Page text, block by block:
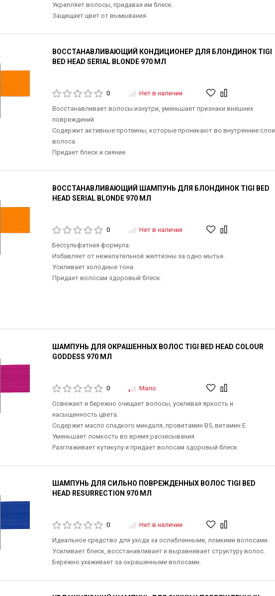
Укрепляет волосы, придавая им блеск.
Защищает цвет от вымывания.
ВОССТАНАВЛИВАЮЩИЙ КОНДИЦИОНЕР ДЛЯ БЛОНДИНОК TIGI
BED HEAD SERIAL BLONDE 970 МЛ
0 Нет в наличии
Восстанавливает волосы изнутри, уменьшает признаки внешних
повреждений.
Содержит активные протеины, которые проникают во внутренние слои
волоса.
Придает блеск и сияние.
ВОССТАНАВЛИВАЮЩИЙ ШАМПУНЬ ДЛЯ БЛОНДИНОК TIGI BED
HEAD SERIAL BLONDE 970 МЛ
0 Нет в наличии
Бессульфатная формула.
Избавляет от нежелательной желтизны за одно мытье.
Усиливает холодные тона.
Придает волосам здоровый блеск.
ШАМПУНЬ ДЛЯ ОКРАШЕННЫХ ВОЛОС TIGI BED HEAD COLOUR
GODDESS 970 МЛ
0 Мало
Освежает и бережно очищает волосы, усиливая яркость и
насыщенность цвета.
Содержит масло сладкого миндаля, провитамин В5, витамин Е.
Уменьшает ломкость во время расчесывания.
Разглаживает кутикулу и придает волосам здоровый блеск.
ШАМПУНЬ ДЛЯ СИЛЬНО ПОВРЕЖДЕННЫХ ВОЛОС TIGI BED
HEAD RESURRECTION 970 МЛ
0 Нет в наличии
Идеальное средство для ухода за ослабленными, ломкими волосами.
Усиливает блеск, восстанавливает и выравнивает структуру волос.
Бережно ухаживает за окрашенными волосами.